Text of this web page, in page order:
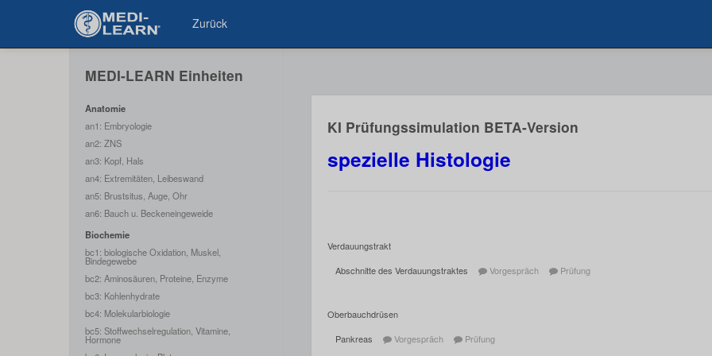
Zurück
MEDI-LEARN Einheiten
Anatomie
an1: Embryologie
an2: ZNS
an3: Kopf, Hals
an4: Extremitäten, Leibeswand
an5: Brustsitus, Auge, Ohr
an6: Bauch u. Beckeneingeweide
Biochemie
bc1: biologische Oxidation, Muskel,
Bindegewebe
bc2: Aminosäuren, Proteine, Enzyme
bc3: Kohlenhydrate
bc4: Molekularbiologie
bc5: Stoffwechselregulation, Vitamine,
Hormone
KI Prüfungssimulation BETA-Version
spezielle Histologie
Verdauungstrakt
Abschnitte des Verdauungstraktes
Vorgespräch Prüfung
Oberbauchdrüsen
Pankreas
Vorgespräch Prüfung